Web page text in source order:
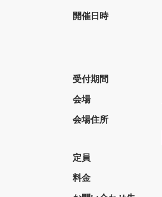
開催日時
受付期間
会場
会場住所
定員
料金